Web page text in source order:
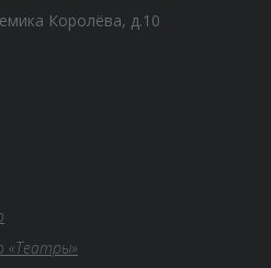
Королёва, д.10
«Театры»